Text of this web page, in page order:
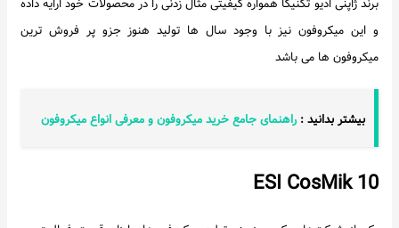
برند ژاپنی ادیو تکنیکا همواره کیفیتی مثال زدنی را در محصولات خود ارایه داده
و این میکروفون نیز با وجود سال ها تولید هنوز جزو پر فروش ترین
میکروفون ها می باشد
بیشتر بدانید :راهنمای جامع خرید میکروفون و معرفی انواع میکروفون
ESI CosMik 10